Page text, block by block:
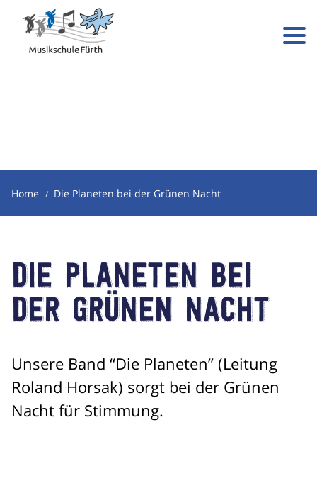
Home Die Planeten bei der Grünen Nacht
Die Planeten bei
der Grünen Nacht
Unsere Band “Die Planeten” (Leitung
Roland Horsak) sorgt bei der Grünen
Nacht für Stimmung.